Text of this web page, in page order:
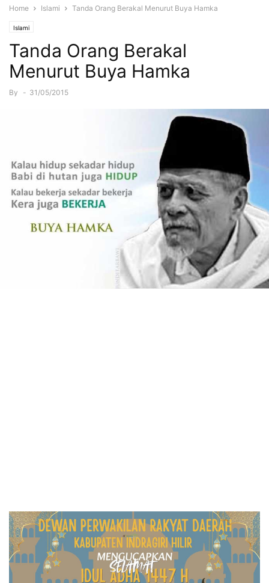
Home Islami Tanda Orang Berakal Menurut Buya Hamka
Islami
Tanda Orang Berakal
Menurut Buya Hamka
By - 31/05/2015